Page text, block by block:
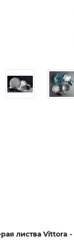
листва Vittora -